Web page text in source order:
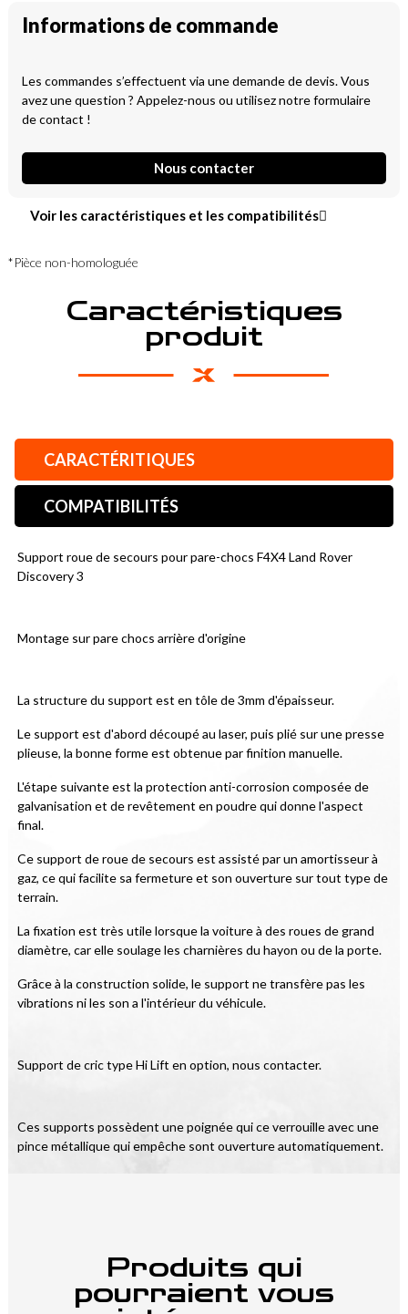
Informations de commande
Les commandes s’effectuent via une demande de devis. Vous
avez une question ? Appelez-nous ou utilisez notre formulaire
de contact !
Nous contacter
Voir les caractéristiques et les compatibilités
*Pièce non-homologuée
Caractéristiques
produit
CARACTÉRITIQUES
COMPATIBILITÉS
Support roue de secours pour pare-chocs F4X4 Land Rover
Discovery 3
Montage sur pare chocs arrière d'origine
La structure du support est en tôle de 3mm d'épaisseur.
Le support est d'abord découpé au laser, puis plié sur une presse
plieuse, la bonne forme est obtenue par finition manuelle.
L'étape suivante est la protection anti-corrosion composée de
galvanisation et de revêtement en poudre qui donne l'aspect
final.
Ce support de roue de secours est assisté par un amortisseur à
gaz, ce qui facilite sa fermeture et son ouverture sur tout type de
terrain.
La fixation est très utile lorsque la voiture à des roues de grand
diamètre, car elle soulage les charnières du hayon ou de la porte.
Grâce à la construction solide, le support ne transfère pas les
vibrations ni les son a l'intérieur du véhicule.
Support de cric type Hi Lift en option, nous contacter.
Ces supports possèdent une poignée qui ce verrouille avec une
pince métallique qui empêche sont ouverture automatiquement.
Produits qui
pourraient vous